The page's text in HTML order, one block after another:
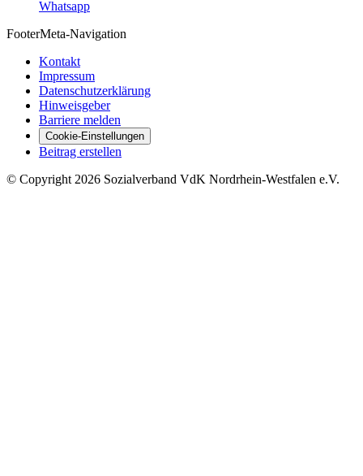
Whatsapp
FooterMeta-Navigation
Kontakt
Impressum
Datenschutzerklärung
Hinweisgeber
Barriere melden
Cookie-Einstellungen
Beitrag erstellen
© Copyright 2026 Sozialverband VdK Nordrhein-Westfalen e.V.